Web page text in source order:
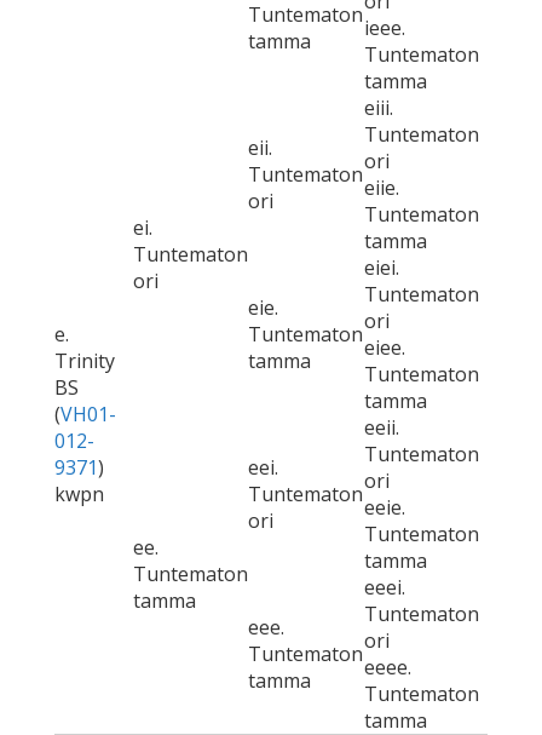
Tuntematon
tamma
ieee.
Tuntematon
tamma
e.
Trinity
BS
(VH01-
012-
9371)
kwpn
ei.
Tuntematon
ori
eii.
Tuntematon
ori
eiii.
Tuntematon
ori
eiie.
Tuntematon
tamma
eie.
Tuntematon
tamma
eiei.
Tuntematon
ori
eiee.
Tuntematon
tamma
ee.
Tuntematon
tamma
eei.
Tuntematon
ori
eeii.
Tuntematon
ori
eeie.
Tuntematon
tamma
eee.
Tuntematon
tamma
eeei.
Tuntematon
ori
eeee.
Tuntematon
tamma